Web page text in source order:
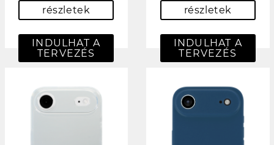
részletek
INDULHAT A
TERVEZÉS
részletek
INDULHAT A
TERVEZÉS